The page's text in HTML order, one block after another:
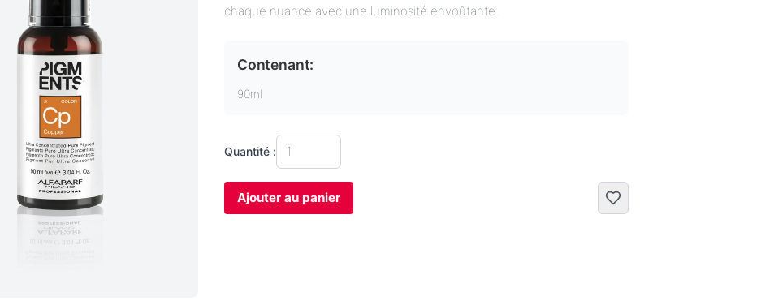
chaque nuance avec une luminosité envoûtante.
Contenant:
90ml
Quantité :
Ajouter au panier